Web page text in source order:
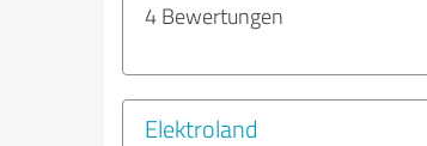
4 Bewertungen
Elektroland